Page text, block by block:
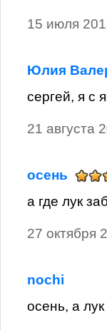
15 июля
Юлия
сергей, я с
21 августа
осень
а где лук
27 октября
nochi
осень, а